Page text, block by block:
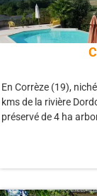
En Corrèze (19),
kms de la rivière
préservé de 4 ha